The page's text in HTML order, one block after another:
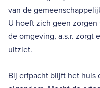
van de
U hoeft zich geen
de omgeving, a.s.r. zorgt
uitziet.
Bij erfpacht blijft het huis